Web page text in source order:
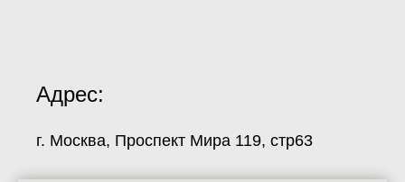
Адрес:
г. Москва, Проспект Мира 119, стр63